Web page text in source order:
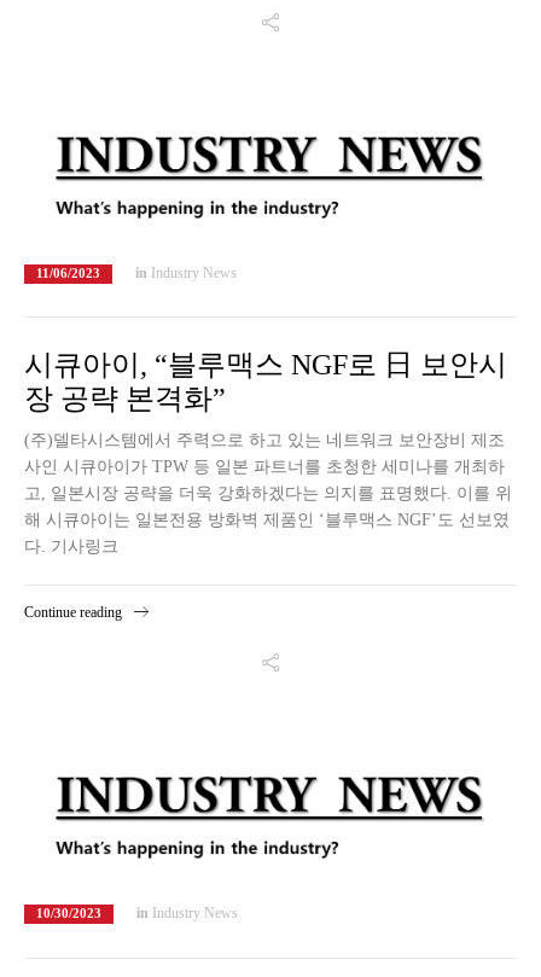
11/06/2023 in Industry News
시큐아이, “블루맥스 NGF로 日 보안시
장 공략 본격화”
(주)델타시스템에서 주력으로 하고 있는 네트워크 보안장비 제조
사인 시큐아이가 TPW 등 일본 파트너를 초청한 세미나를 개최하
고, 일본시장 공략을 더욱 강화하겠다는 의지를 표명했다. 이를 위
해 시큐아이는 일본전용 방화벽 제품인 ‘블루맥스 NGF’도 선보였
다. 기사링크
Continue reading
10/30/2023 in Industry News